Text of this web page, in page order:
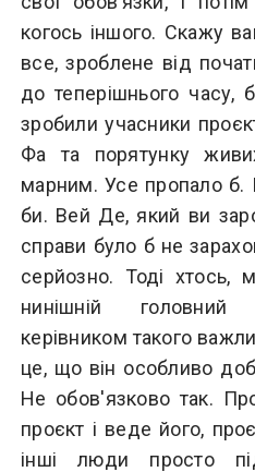
когось іншого. Скажу
все, зроблене від
до теперішнього часу,
зробили учасники
Фа та порятунку
марним. Усе пропало б.
би. Вей Де, який ви
справи було б не
серйозно. Тоді хтось,
нинішній
керівником такого
це, що він особливо
Не обов'язково так.
проєкт і веде його,
інші люди просто